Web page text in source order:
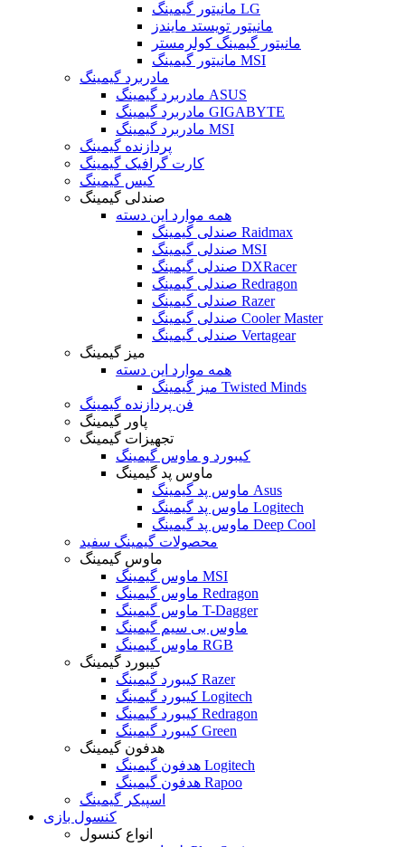
مانیتور گیمینگ LG
مانیتور تویستد مایندز
مانیتور گیمینگ کولرمستر
مانیتور گیمینگ MSI
مادربرد گیمینگ
مادربرد گیمینگ ASUS
مادربرد گیمینگ GIGABYTE
مادربرد گیمینگ MSI
پردازنده گیمینگ
کارت گرافیک گیمینگ
کیس گیمینگ
صندلی گیمینگ
همه موارد این دسته
صندلی گیمینگ Raidmax
صندلی گیمینگ MSI
صندلی گیمینگ DXRacer
صندلی گیمینگ Redragon
صندلی گیمینگ Razer
صندلی گیمینگ Cooler Master
صندلی گیمینگ Vertagear
میز گیمینگ
همه موارد این دسته
میز گیمینگ Twisted Minds
فن پردازنده گیمینگ
پاور گیمینگ
تجهیزات گیمینگ
کیبورد و ماوس گیمینگ
ماوس پد گیمینگ
ماوس پد گیمینگ Asus
ماوس پد گیمینگ Logitech
ماوس پد گیمینگ Deep Cool
محصولات گیمینگ سفید
ماوس گیمینگ
ماوس گیمینگ MSI
ماوس گیمینگ Redragon
ماوس گیمینگ T-Dagger
ماوس بی سیم گیمینگ
ماوس گیمینگ RGB
کیبورد گیمینگ
کیبورد گیمینگ Razer
کیبورد گیمینگ Logitech
کیبورد گیمینگ Redragon
کیبورد گیمینگ Green
هدفون گیمینگ
هدفون گیمینگ Logitech
هدفون گیمینگ Rapoo
اسپیکر گیمینگ
کنسول بازی
انواع کنسول